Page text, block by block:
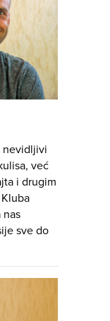
nevidljivi
već
i drugim
nas
sve do